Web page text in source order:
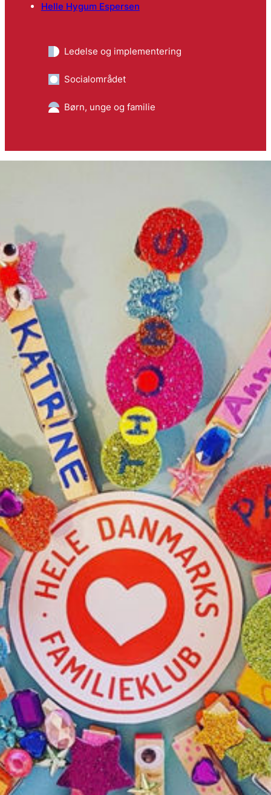
Helle Hygum Espersen
Ledelse og implementering
Socialområdet
Børn, unge og familie